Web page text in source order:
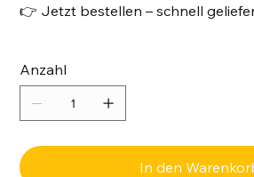
👉 Jetzt bestellen – schnell
Anzahl
In den